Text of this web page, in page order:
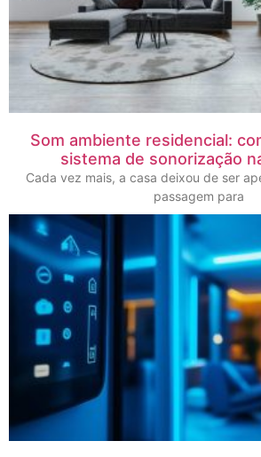
Som ambiente residencial:
sistema de sonorização
Cada vez mais, a casa deixou de ser
passagem para